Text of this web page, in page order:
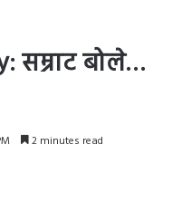
सम्राट बोले…
2 minutes read